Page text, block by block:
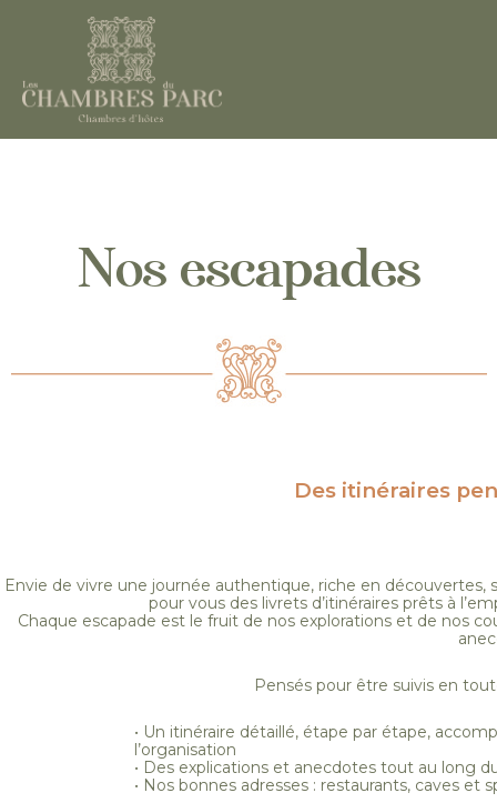
Nos escapades
Des itinéraires
Envie de vivre une journée authentique, riche en
pour vous des livrets d’itinéraires prêts à
Chaque escapade est le fruit de nos explorations et de nos
Pensés pour être suivis en
• Un itinéraire détaillé, étape par étape,
l’organisation
• Des explications et anecdotes tout au long
• Nos bonnes adresses : restaurants, caves